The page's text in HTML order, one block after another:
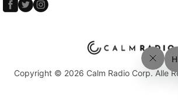
Copyright © 2026 Calm Radio Corp. Alle